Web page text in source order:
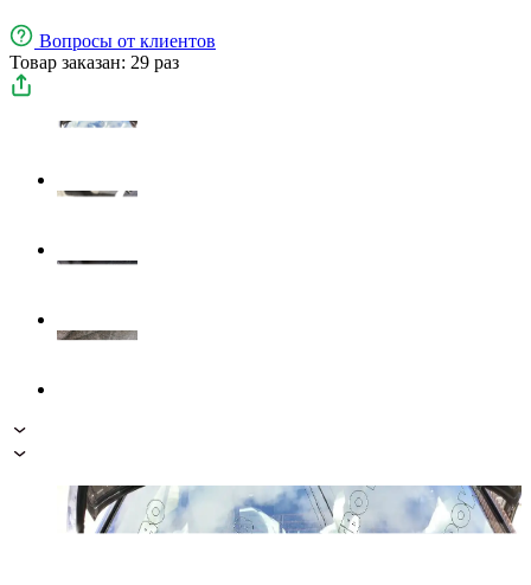
Вопросы от клиентов
Товар заказан: 29 раз